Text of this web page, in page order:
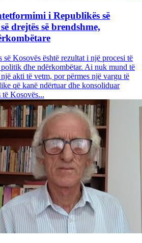
i Republikës së
drejtës së brendshme,
Kosovës është rezultat i një procesi të
dhe ndërkombëtar. Ai nuk mund të
akti të vetm, por përmes një vargu të
që kanë ndërtuar dhe konsoliduar
të Kosovës...